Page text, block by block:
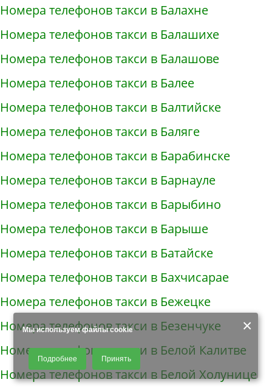
×
Мы используем файлы cookie
Продолжая использовать наш сайт, Вы даете согласие на обработку
файлов - COOKIES, пользовательских данных (файлы-cookies, IP-адрес,
данные об идентификаторе браузера, дата и время осуществления
доступа к сайту, история поисковых запросов) для сбора аналитической и
Подробнее Принять
Номера телефонов такси в Балахне
Номера телефонов такси в Балашихе
Номера телефонов такси в Балашове
Номера телефонов такси в Балее
Номера телефонов такси в Балтийске
Номера телефонов такси в Баляге
Номера телефонов такси в Барабинске
Номера телефонов такси в Барнауле
Номера телефонов такси в Барыбино
Номера телефонов такси в Барыше
Номера телефонов такси в Батайске
Номера телефонов такси в Бахчисарае
Номера телефонов такси в Бежецке
Номера телефонов такси в Безенчуке
Номера телефонов такси в Белой Калитве
Номера телефонов такси в Белой Холунице